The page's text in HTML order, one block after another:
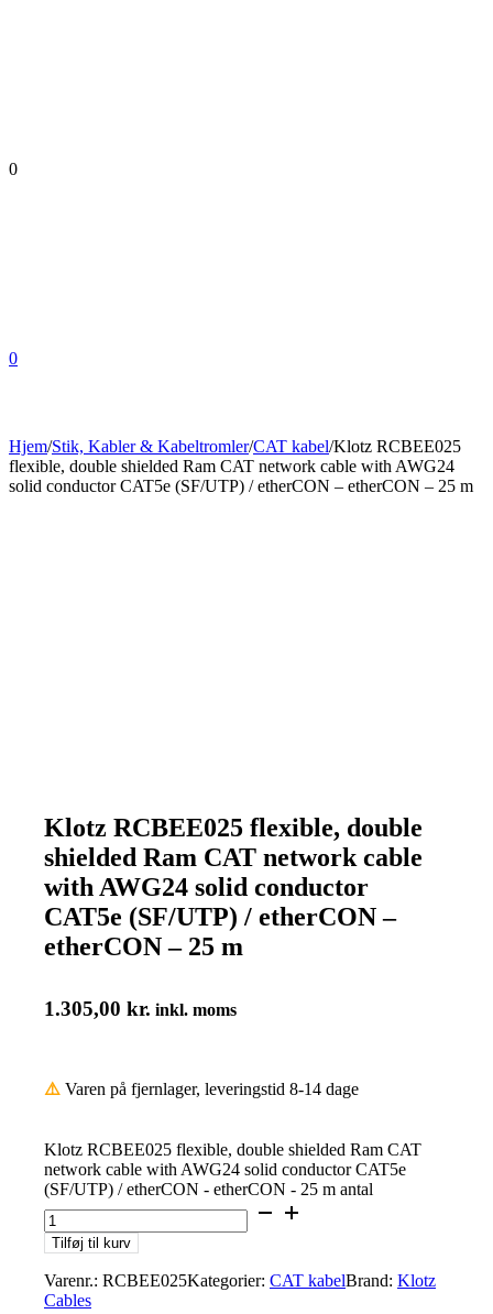
0
0
Hjem/Stik, Kabler & Kabeltromler/CAT kabel/Klotz RCBEE025
flexible, double shielded Ram CAT network cable with AWG24
solid conductor CAT5e (SF/UTP) / etherCON – etherCON – 25 m
Klotz RCBEE025 flexible, double
shielded Ram CAT network cable
with AWG24 solid conductor
CAT5e (SF/UTP) / etherCON –
etherCON – 25 m
1.305,00 kr. inkl. moms
⚠️ Varen på fjernlager, leveringstid 8-14 dage
Klotz RCBEE025 flexible, double shielded Ram CAT
network cable with AWG24 solid conductor CAT5e
(SF/UTP) / etherCON - etherCON - 25 m antal
Tilføj til kurv
Varenr.: RCBEE025Kategorier: CAT kabelBrand: Klotz
Cables